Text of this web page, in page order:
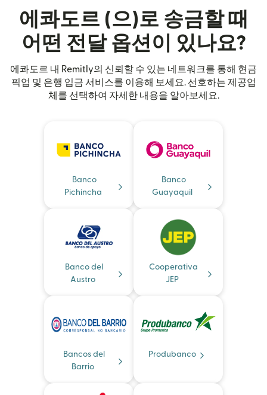
에콰도르 (으)로 송금할 때
어떤 전달 옵션이 있나요?
에콰도르 내 Remitly의 신뢰할 수 있는 네트워크를 통해 현금
픽업 및 은행 입금 서비스를 이용해 보세요. 선호하는 제공업
체를 선택하여 자세한 내용을 알아보세요.
Banco
Pichincha
Banco
Guayaquil
Banco del
Austro
Cooperativa
JEP
Bancos del
Barrio
Produbanco